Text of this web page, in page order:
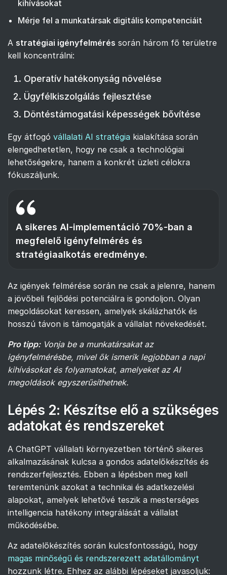
kihívásokat
Mérje fel a munkatársak digitális kompetenciáit
A stratégiai igényfelmérés során három fő területre
kell koncentrálni:
Operatív hatékonyság növelése
Ügyfélkiszolgálás fejlesztése
Döntéstámogatási képességek bővítése
Egy átfogó vállalati AI stratégia kialakítása során
elengedhetetlen, hogy ne csak a technológiai
lehetőségekre, hanem a konkrét üzleti célokra
fókuszáljunk.
A sikeres AI-implementáció 70%-ban a
megfelelő igényfelmérés és
stratégiaalkotás eredménye.
Az igények felmérése során ne csak a jelenre, hanem
a jövőbeli fejlődési potenciálra is gondoljon. Olyan
megoldásokat keressen, amelyek skálázhatók és
hosszú távon is támogatják a vállalat növekedését.
Pro tipp: Vonja be a munkatársakat az
igényfelmérésbe, mivel ők ismerik legjobban a napi
kihívásokat és folyamatokat, amelyeket az AI
megoldások egyszerűsíthetnek.
Lépés 2: Készítse elő a szükséges
adatokat és rendszereket
A ChatGPT vállalati környezetben történő sikeres
alkalmazásának kulcsa a gondos adatelőkészítés és
rendszerfejlesztés. Ebben a lépésben meg kell
teremtenünk azokat a technikai és adatkezelési
alapokat, amelyek lehetővé teszik a mesterséges
intelligencia hatékony integrálását a vállalat
működésébe.
Az adatelőkészítés során kulcsfontosságú, hogy
magas minőségű és rendszerezett adatállományt
hozzunk létre. Ehhez az alábbi lépéseket javasoljuk: